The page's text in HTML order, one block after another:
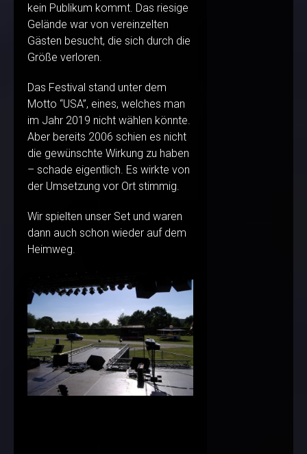
kein Publikum kommt. Das riesige
Gelände war von vereinzelten
Gästen besucht, die sich durch die
Größe verloren.
Das Festival stand unter dem
Motto “USA”, eines, welches man
im Jahr 2019 nicht wählen könnte.
Aber bereits 2006 schien es nicht
die gewünschte Wirkung zu haben
– schade eigentlich. Es wirkte von
der Umsetzung vor Ort stimmig.
Wir spielten unser Set und waren
dann auch schon wieder auf dem
Heimweg.